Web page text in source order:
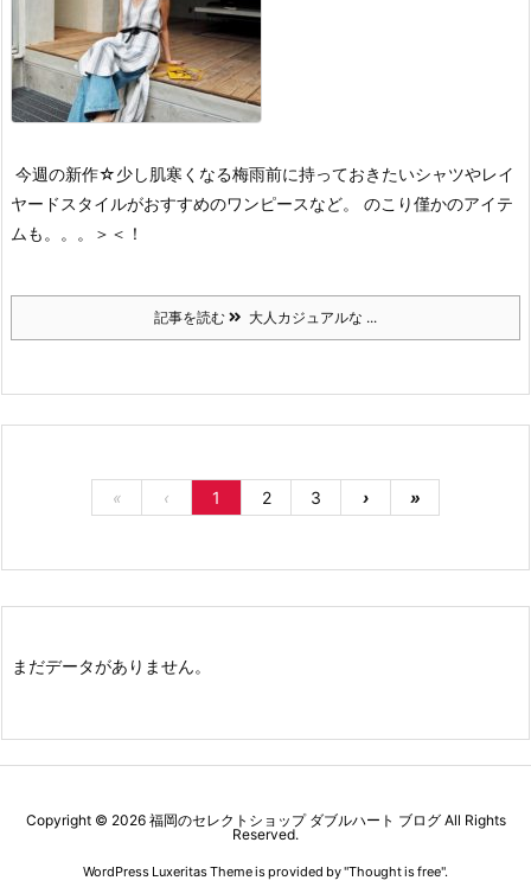
今週の新作☆少し肌寒くなる梅雨前に持っておきたいシャツやレイ
ヤードスタイルがおすすめのワンピースなど。
のこり僅かのアイテ
ムも。。。＞＜！
記事を読む 大人カジュアルな ...
« ‹ 1 2 3 › »
まだデータがありません。
Copyright © 2026 福岡のセレクトショップ ダブルハート ブログAll Rights
Reserved.
WordPress Luxeritas Theme is provided by "Thought is free".